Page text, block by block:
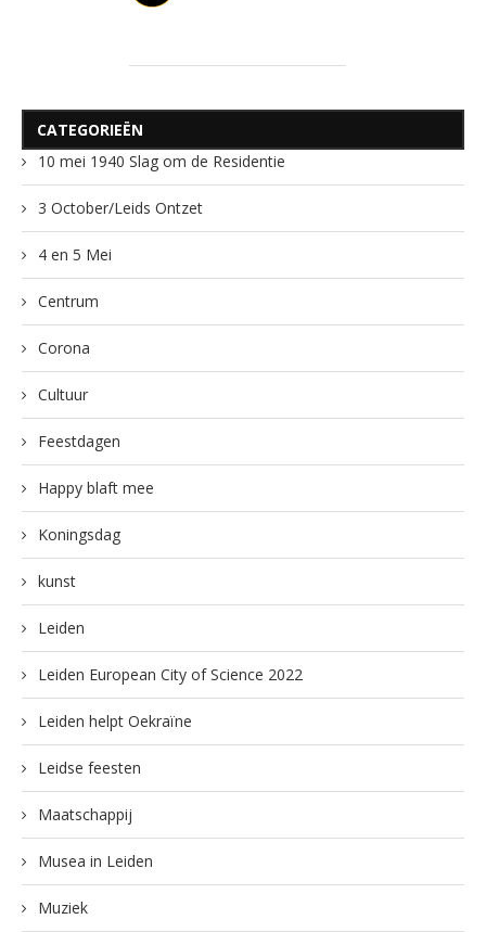
CATEGORIEËN
10 mei 1940 Slag om de Residentie
3 October/Leids Ontzet
4 en 5 Mei
Centrum
Corona
Cultuur
Feestdagen
Happy blaft mee
Koningsdag
kunst
Leiden
Leiden European City of Science 2022
Leiden helpt Oekraïne
Leidse feesten
Maatschappij
Musea in Leiden
Muziek